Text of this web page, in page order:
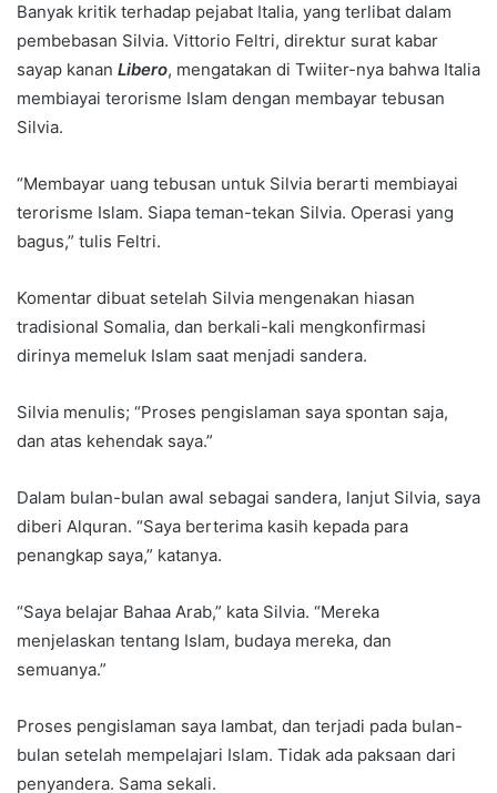
Banyak kritik terhadap pejabat Italia, yang terlibat dalam
pembebasan Silvia. Vittorio Feltri, direktur surat kabar
sayap kanan Libero, mengatakan di Twiiter-nya bahwa Italia
membiayai terorisme Islam dengan membayar tebusan
Silvia.
“Membayar uang tebusan untuk Silvia berarti membiayai
terorisme Islam. Siapa teman-tekan Silvia. Operasi yang
bagus,” tulis Feltri.
Komentar dibuat setelah Silvia mengenakan hiasan
tradisional Somalia, dan berkali-kali mengkonfirmasi
dirinya memeluk Islam saat menjadi sandera.
Silvia menulis; “Proses pengislaman saya spontan saja,
dan atas kehendak saya.”
Dalam bulan-bulan awal sebagai sandera, lanjut Silvia, saya
diberi Alquran. “Saya berterima kasih kepada para
penangkap saya,” katanya.
“Saya belajar Bahaa Arab,” kata Silvia. “Mereka
menjelaskan tentang Islam, budaya mereka, dan
semuanya.”
Proses pengislaman saya lambat, dan terjadi pada bulan-
bulan setelah mempelajari Islam. Tidak ada paksaan dari
penyandera. Sama sekali.